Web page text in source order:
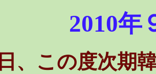
2010年
、この度次期